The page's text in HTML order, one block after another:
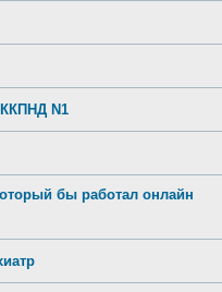
N1
бы работал онлайн